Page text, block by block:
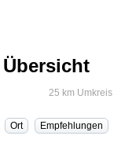
25 km Umkreis
Ort
Empfehlungen